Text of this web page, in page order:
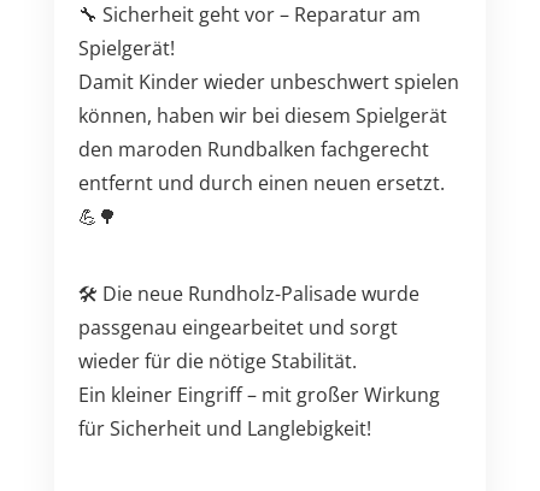
🔧 Sicherheit geht vor – Reparatur am
Spielgerät!
Damit Kinder wieder unbeschwert spielen
können, haben wir bei diesem Spielgerät
den maroden Rundbalken fachgerecht
entfernt und durch einen neuen ersetzt.
💪🌳
🛠️ Die neue Rundholz-Palisade wurde
passgenau eingearbeitet und sorgt
wieder für die nötige Stabilität.
Ein kleiner Eingriff – mit großer Wirkung
für Sicherheit und Langlebigkeit!